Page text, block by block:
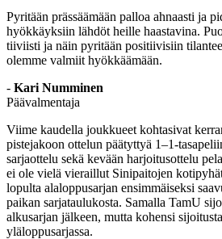
Pyritään prässäämään palloa ahnaasti ja
hyökkäyksiin lähdöt heille haastavina.
tiiviisti ja näin pyritään positiivisiin
olemme valmiit hyökkäämään.
- Kari Numminen
Päävalmentaja
Viime kaudella joukkueet kohtasivat
pistejakoon ottelun päätyttyä 1–1-
sarjaottelu sekä kevään harjoitusottelu
ei ole vielä vieraillut Sinipaitojen
lopulta alaloppusarjan ensimmäiseksi
paikan sarjataulukosta. Samalla TamU
alkusarjan jälkeen, mutta kohensi
yläloppusarjassa.